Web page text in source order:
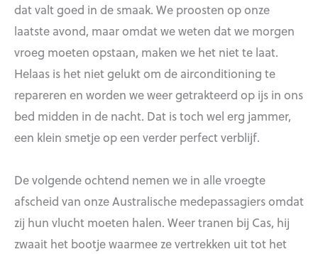
dat valt goed in de smaak. We proosten op onze
laatste avond, maar omdat we weten dat we morgen
vroeg moeten opstaan, maken we het niet te laat.
Helaas is het niet gelukt om de airconditioning te
repareren en worden we weer getrakteerd op ijs in ons
bed midden in de nacht. Dat is toch wel erg jammer,
een klein smetje op een verder perfect verblijf.
De volgende ochtend nemen we in alle vroegte
afscheid van onze Australische medepassagiers omdat
zij hun vlucht moeten halen. Weer tranen bij Cas, hij
zwaait het bootje waarmee ze vertrekken uit tot het